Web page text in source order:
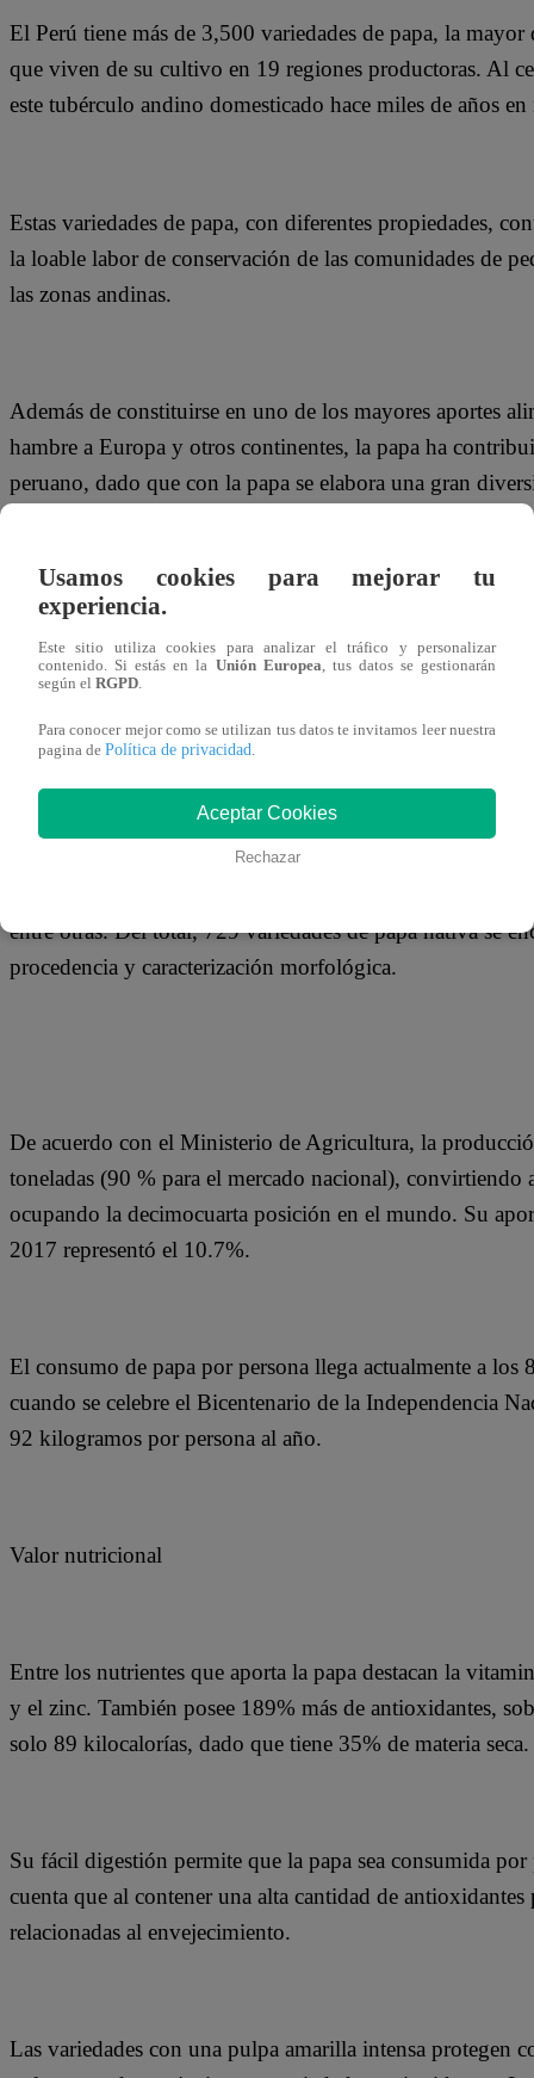
El Perú tiene más de 3,500 variedades de papa, la
que viven de su cultivo en 19 regiones productoras. Al
este tubérculo andino domesticado hace miles de años en
Estas variedades de papa, con diferentes propiedades,
la loable labor de conservación de las comunidades de
las zonas andinas.
Además de constituirse en uno de los mayores aportes
hambre a Europa y otros continentes, la papa ha
peruano, dado que con la papa se elabora una gran
nutricional, sobre todo el consumo de variedades
pueden digerirse con cáscara.
Actualmente, el INIA cuenta con 6,408 registros de
entre otras. Del total, 729 variedades de papa nativa se
procedencia y caracterización morfológica.
De acuerdo con el Ministerio de Agricultura, la
toneladas (90 % para el mercado nacional),
ocupando la decimocuarta posición en el mundo. Su
2017 representó el 10.7%.
El consumo de papa por persona llega actualmente a
cuando se celebre el Bicentenario de la Independencia
92 kilogramos por persona al año.
Valor nutricional
Entre los nutrientes que aporta la papa destacan la
y el zinc. También posee 189% más de antioxidantes,
solo 89 kilocalorías, dado que tiene 35% de materia seca.
Su fácil digestión permite que la papa sea consumida por
cuenta que al contener una alta cantidad de
relacionadas al envejecimiento.
Las variedades con una pulpa amarilla intensa protegen
Usamos cookies para mejorar tu
experiencia.
Este sitio utiliza cookies para analizar el tráfico y personalizar
contenido. Si estás en la Unión Europea , tus datos se gestionarán
según el RGPD
Para conocer mejor como se utilizan tus datos te invitamos leer nuestra
pagina de Política de privacidad
Aceptar Cookies
Rechazar